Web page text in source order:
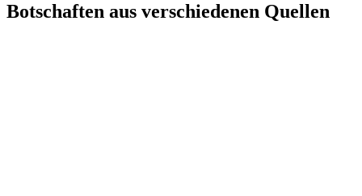
Botschaften aus verschiedenen Quellen